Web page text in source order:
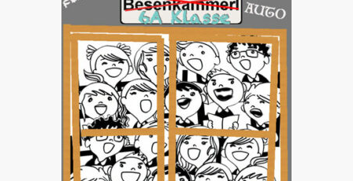
INTERESSENSVERTRETUNG
KONTAKT